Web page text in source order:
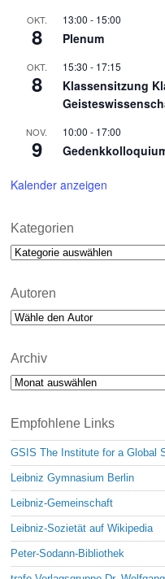
OKT.
8
13:00 - 15:00
Plenum
OKT.
8
15:30 - 17:15
Klassensitzung
NOV.
9
10:00 - 17:00
Kalender anzeigen
Kategorien
Kategorien
Autoren
Archiv
Archiv
Empfohlene Links
GSIS The Institute for a Global
Leibniz Gymnasium Berlin
Leibniz-Gemeinschaft
Leibniz-Sozietät auf Wikipedia
Peter-Sodann-Bibliothek